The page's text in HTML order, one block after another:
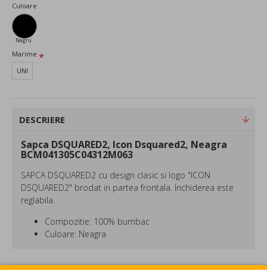
Culoare
Negru
Marime
UNI
DESCRIERE
Sapca DSQUARED2, Icon Dsquared2, Neagra
BCM041305C04312M063
SAPCA DSQUARED2 cu design clasic si logo "ICON
DSQUARED2" brodat in partea frontala. Inchiderea este
reglabila.
Compozitie: 100% bumbac
Culoare: Neagra
DSQUARED este o marca fondata in 1995 de catre fratii